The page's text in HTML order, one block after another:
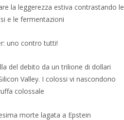
la leggerezza estiva contrastando le
e le fermentazioni
uno contro tutti!
del debito da un trilione di dollari
Valley. I colossi vi nascondono
colossale
morte lagata a Epstein